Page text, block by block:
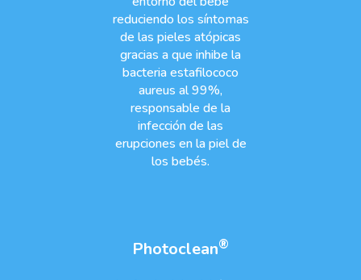
reduciendo los síntomas
de las pieles atópicas
gracias a que inhibe la
bacteria estafilococo
aureus al 99%,
responsable de la
infección de las
erupciones en la piel de
los bebés.
Photoclean®